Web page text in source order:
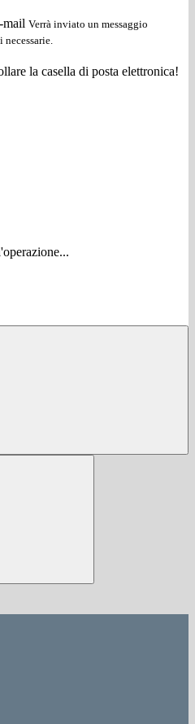
mail Verrà inviato un messaggio
la casella di posta elettronica!